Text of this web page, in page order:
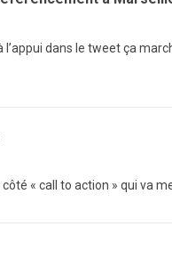
dans le tweet ça
« call to action » qui va